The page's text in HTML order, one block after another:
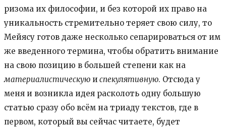
ризома их философии, и без которой их право на
уникальность стремительно теряет свою силу, то
Мейясу готов даже несколько сепарироваться от им
же введенного термина, чтобы обратить внимание
на свою позицию в большей степени как на
материалистическую и спекулятивную. Отсюда у
меня и возникла идея расколоть одну большую
статью сразу обо всём на триаду текстов, где в
первом, который вы сейчас читаете, будет